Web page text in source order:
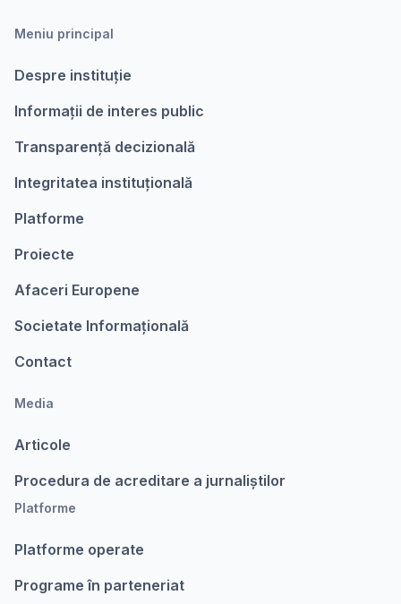
Meniu principal
Despre instituție
Informații de interes public
Transparență decizională
Integritatea instituțională
Platforme
Proiecte
Afaceri Europene
Societate Informațională
Contact
Media
Articole
Procedura de acreditare a jurnaliștilor
Platforme
Platforme operate
Programe în parteneriat